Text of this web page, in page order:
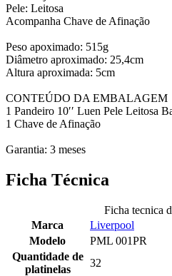
Pele: Leitosa
Acompanha Chave de Afinação
Peso apoximado: 515g
Diâmetro aproximado: 25,4cm
Altura aproximada: 5cm
CONTEÚDO DA EMBALAGEM
1 Pandeiro 10′′ Luen Pele Leitosa
1 Chave de Afinação
Garantia: 3 meses
Ficha Técnica
Ficha tecnica
Marca
Liverpool
Modelo
PML 001PR
Quantidade de
platinelas
32